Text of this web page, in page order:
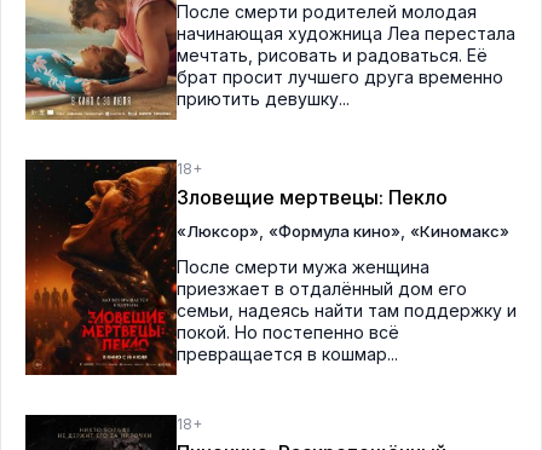
После смерти родителей молодая
начинающая художница Леа перестала
мечтать, рисовать и радоваться. Её
брат просит лучшего друга временно
приютить девушку...
18+
Зловещие мертвецы: Пекло
«Люксор» «Формула кино» «Киномакс»
После смерти мужа женщина
приезжает в отдалённый дом его
семьи, надеясь найти там поддержку и
покой. Но постепенно всё
превращается в кошмар...
18+